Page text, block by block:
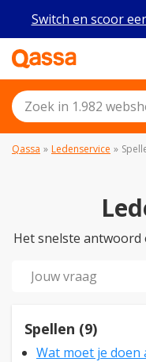
Switch en scoor
Qassa » Ledenservice »
Het snelste
Spellen (9)
Wat moet je doen